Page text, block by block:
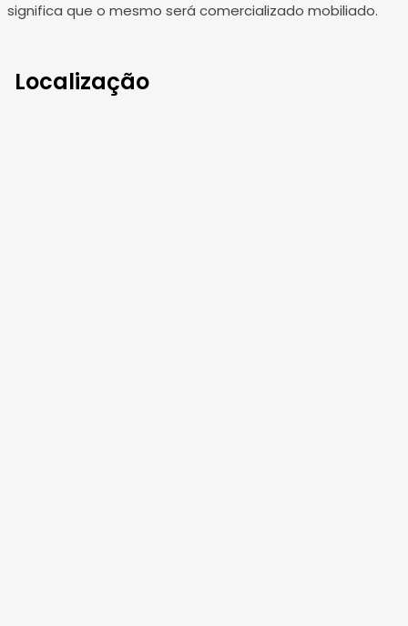
significa que o mesmo será comercializado mobiliado.
Localização